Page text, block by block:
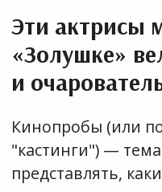
Эти актрисы
«Золушке»
и
Кинопробы (или
"кастинги") —
представлять,